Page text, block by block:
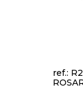
ref.: